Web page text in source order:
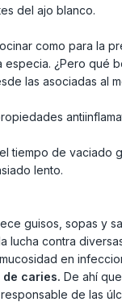
del ajo blanco.
como para la
¿Pero qué
las asociadas al
tiempo de
lento.
guisos, sopas y
lucha contra
en
caries. De ahí
responsable de las